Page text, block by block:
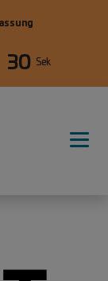
30 Sek